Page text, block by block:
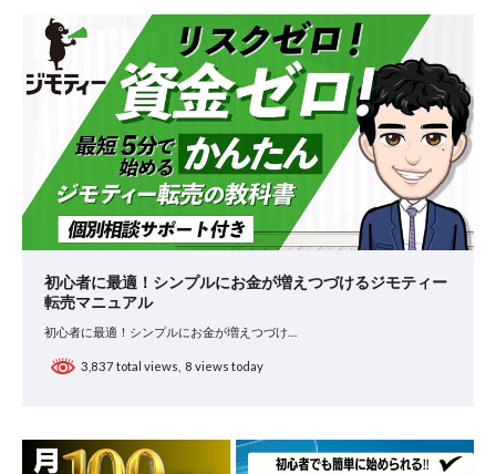
ー
シ
初心者に最適！シンプルにお金が増えつづけるジモティー
転売マニュアル
初心者に最適！シンプルにお金が増えつづけ…
3,837 total views, 8 views today